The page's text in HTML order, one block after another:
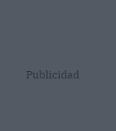
Publicidad